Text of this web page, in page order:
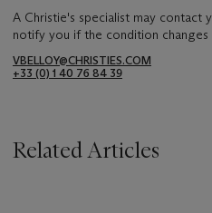
A Christie's specialist may contact
notify you if the condition
VBELLOY@CHRISTIES.COM
+33 (0) 1 40 76 84 39
Related Articles